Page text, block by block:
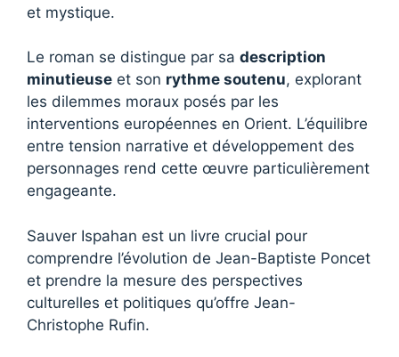
et mystique.
Le roman se distingue par sa description
minutieuse et son rythme soutenu, explorant
les dilemmes moraux posés par les
interventions européennes en Orient. L’équilibre
entre tension narrative et développement des
personnages rend cette œuvre particulièrement
engageante.
Sauver Ispahan est un livre crucial pour
comprendre l’évolution de Jean-Baptiste Poncet
et prendre la mesure des perspectives
culturelles et politiques qu’offre Jean-
Christophe Rufin.